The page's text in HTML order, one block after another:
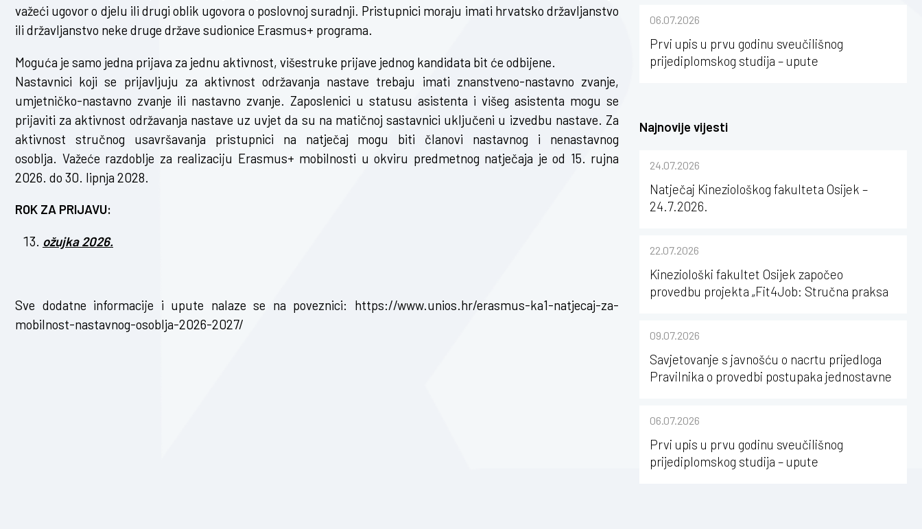
važeći ugovor o djelu ili drugi oblik ugovora o poslovnoj suradnji. Pristupnici moraju imati hrvatsko državljanstvo
ili državljanstvo neke druge države sudionice Erasmus+ programa.
Moguća je samo jedna prijava za jednu aktivnost, višestruke prijave jednog kandidata bit će odbijene.
Nastavnici koji se prijavljuju za aktivnost održavanja nastave trebaju imati znanstveno-nastavno zvanje,
umjetničko-nastavno zvanje ili nastavno zvanje. Zaposlenici u statusu asistenta i višeg asistenta mogu se
prijaviti za aktivnost održavanja nastave uz uvjet da su na matičnoj sastavnici uključeni u izvedbu nastave. Za
aktivnost stručnog usavršavanja pristupnici na natječaj mogu biti članovi nastavnog i nenastavnog
osoblja. Važeće razdoblje za realizaciju Erasmus+ mobilnosti u okviru predmetnog natječaja je od 15. rujna
2026. do 30. lipnja 2028.
ROK ZA PRIJAVU:
ožujka 2026.
Sve dodatne informacije i upute nalaze se na poveznici: https://www.unios.hr/erasmus-ka1-natjecaj-za-
mobilnost-nastavnog-osoblja-2026-2027/
Strossmayera u Osijeku
06.07.2026
Prvi upis u prvu godinu sveučilišnog
prijediplomskog studija – upute
Najnovije vijesti
24.07.2026
Natječaj Kineziološkog fakulteta Osijek –
24.7.2026.
22.07.2026
Kineziološki fakultet Osijek započeo
provedbu projekta „Fit4Job: Stručna praksa
09.07.2026
Savjetovanje s javnošću o nacrtu prijedloga
Pravilnika o provedbi postupaka jednostavne
Strossmayera u Osijeku
06.07.2026
Prvi upis u prvu godinu sveučilišnog
prijediplomskog studija – upute